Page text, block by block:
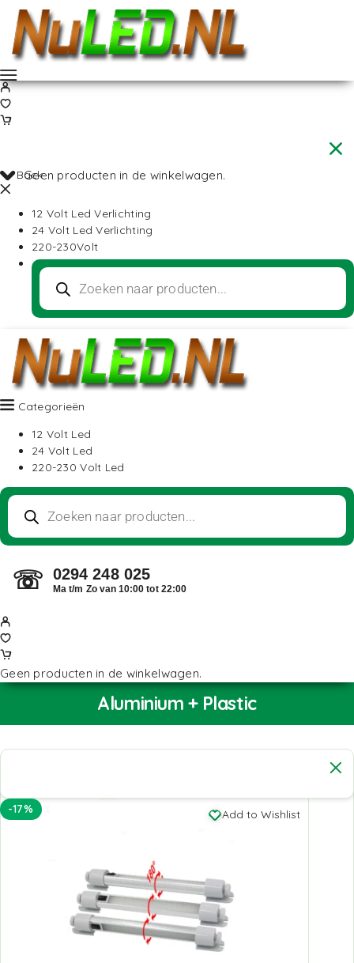
Geen producten in de winkelwagen.
Back
12 Volt Led Verlichting
24 Volt Led Verlichting
220-230Volt
Categorieën
12 Volt Led
24 Volt Led
220-230 Volt Led
☏ 0294 248 025
Ma t/m Zo van 10:00 tot 22:00
Geen producten in de winkelwagen.
Aluminium + Plastic
-17% Add to Wishlist